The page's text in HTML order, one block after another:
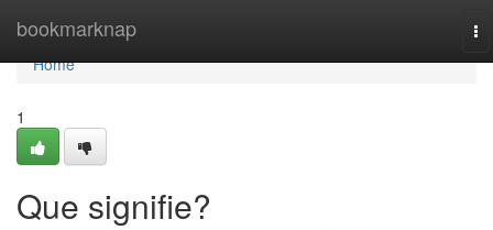
bookmarknap
Home
Home
1
Que signifie?